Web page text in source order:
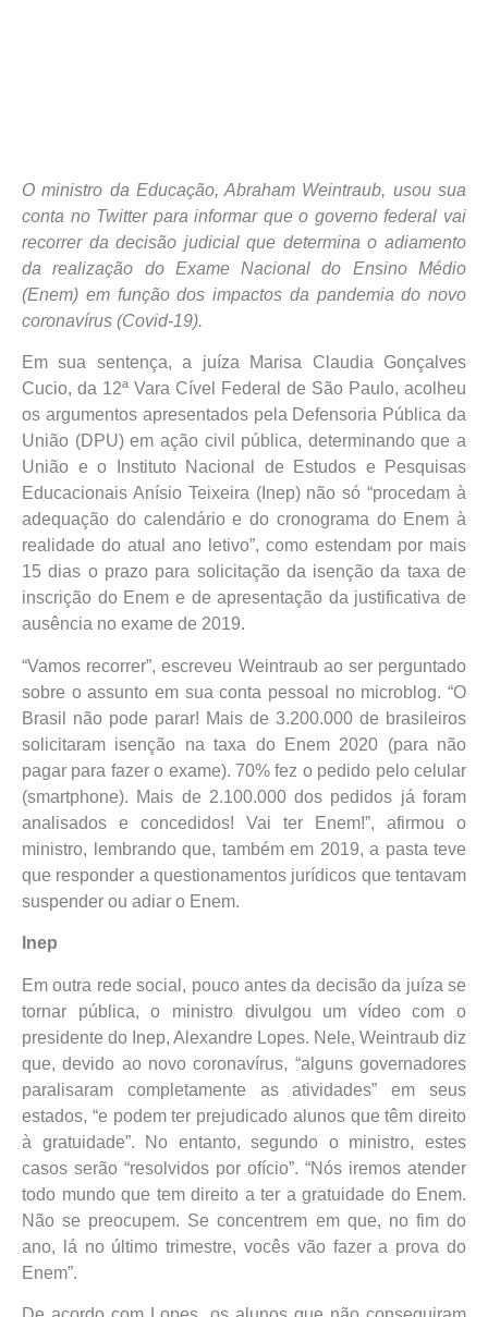
O ministro da Educação, Abraham Weintraub, usou sua
conta no Twitter para informar que o governo federal vai
recorrer da decisão judicial que determina o adiamento
da realização do Exame Nacional do Ensino Médio
(Enem) em função dos impactos da pandemia do novo
coronavírus (Covid-19).
Em sua sentença, a juíza Marisa Claudia Gonçalves
Cucio, da 12ª Vara Cível Federal de São Paulo, acolheu
os argumentos apresentados pela Defensoria Pública da
União (DPU) em ação civil pública, determinando que a
União e o Instituto Nacional de Estudos e Pesquisas
Educacionais Anísio Teixeira (Inep) não só “procedam à
adequação do calendário e do cronograma do Enem à
realidade do atual ano letivo”, como estendam por mais
15 dias o prazo para solicitação da isenção da taxa de
inscrição do Enem e de apresentação da justificativa de
ausência no exame de 2019.
“Vamos recorrer”, escreveu Weintraub ao ser perguntado
sobre o assunto em sua conta pessoal no microblog. “O
Brasil não pode parar! Mais de 3.200.000 de brasileiros
solicitaram isenção na taxa do Enem 2020 (para não
pagar para fazer o exame). 70% fez o pedido pelo celular
(smartphone). Mais de 2.100.000 dos pedidos já foram
analisados e concedidos! Vai ter Enem!”, afirmou o
ministro, lembrando que, também em 2019, a pasta teve
que responder a questionamentos jurídicos que tentavam
suspender ou adiar o Enem.
Inep
Em outra rede social, pouco antes da decisão da juíza se
tornar pública, o ministro divulgou um vídeo com o
presidente do Inep, Alexandre Lopes. Nele, Weintraub diz
que, devido ao novo coronavírus, “alguns governadores
paralisaram completamente as atividades” em seus
estados, “e podem ter prejudicado alunos que têm direito
à gratuidade”. No entanto, segundo o ministro, estes
casos serão “resolvidos por ofício”. “Nós iremos atender
todo mundo que tem direito a ter a gratuidade do Enem.
Não se preocupem. Se concentrem em que, no fim do
ano, lá no último trimestre, vocês vão fazer a prova do
Enem”.